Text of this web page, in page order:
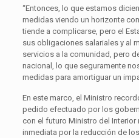
“Entonces, lo que estamos
medidas viendo un horizonte
tiende a complicarse, pero el
sus obligaciones salariales y al
servicios a la comunidad, pero
nacional, lo que seguramente
medidas para amortiguar un
En este marco, el Ministro
pedido efectuado por los
con el futuro Ministro del
inmediata por la reducción de